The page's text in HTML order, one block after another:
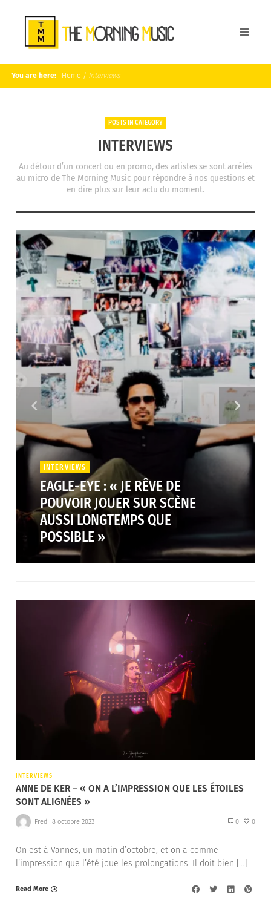
You are here: Home / Interviews
POSTS IN CATEGORY
INTERVIEWS
Au détour d’un concert ou en promo, des artistes se sont arrêtés
au micro de The Morning Music pour répondre à nos questions et
en dire plus sur leur actu du moment.
INTERVIEWS
EAGLE-EYE : « JE RÊVE DE
POUVOIR JOUER SUR SCÈNE
AUSSI LONGTEMPS QUE
POSSIBLE »
INTERVIEWS
ANNE DE KER – « ON A L’IMPRESSION QUE LES ÉTOILES
SONT ALIGNÉES »
Fred 8 octobre 2023 0 0
On est à Vannes, un matin d’octobre, et on a comme
l’impression que l’été joue les prolongations. Il doit bien […]
Read More